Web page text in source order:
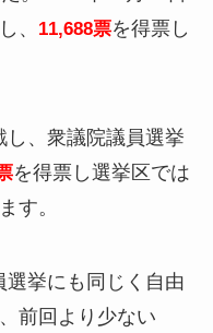
、 11,688票を得票し
、衆議院議員選挙
を得票し選挙区では
す。
挙にも同じく自由
前回より少ない